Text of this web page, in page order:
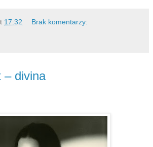
17:32 Brak komentarzy:
– divina